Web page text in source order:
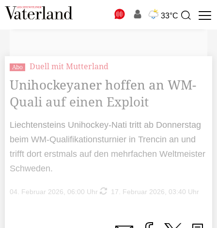
33°C
Suchbegriff
Abo Duell mit Mutterland
Unihockeyaner hoffen an WM-
Quali auf einen Exploit
Liechtensteins Unihockey-Nati tritt ab Donnerstag
beim WM-Qualifikationsturnier in Trencin an und
trifft dort erstmals auf den mehrfachen Weltmeister
Schweden.
04. Februar 2026, 06:00 Uhr 17. Februar 2026, 03:40 Uhr